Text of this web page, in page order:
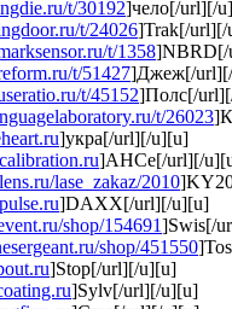
t/30192]чело[/url][/
t/24026]Trak[/url][/
t/1358
t/51427]Джеж[/
t/45152]Полс[/
t/26023
]укра[/url][/u][u]
]АНСе[/url][/
lase_zakaz/2010
]DAXX[/url][/u][u]
shop/154691]Swis[/
shop/451550
]Stop[/url][/u][u]
]Sylv[/url][/u][u]